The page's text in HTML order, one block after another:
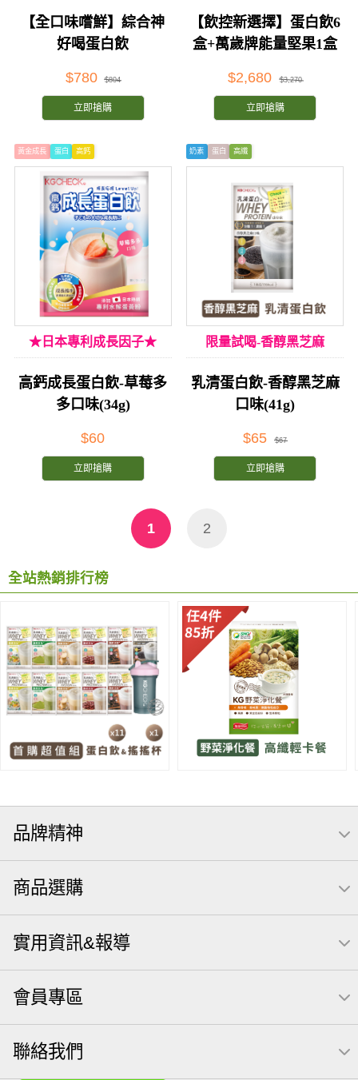
【全口味嚐鮮】綜合神
好喝蛋白飲
$780 $804
立即搶購
【飲控新選擇】蛋白飲6
盒+萬歲牌能量堅果1盒
$2,680 $3,270
立即搶購
黃金成長 蛋白 高鈣
★日本專利成長因子★
高鈣成長蛋白飲-草莓多
多口味(34g)
$60
立即搶購
奶素 蛋白 高纖
限量試喝-香醇黑芝麻
乳清蛋白飲-香醇黑芝麻
口味(41g)
$65 $67
立即搶購
1 2
全站熱銷排行榜
品牌精神
商品選購
實用資訊&報導
會員專區
聯絡我們